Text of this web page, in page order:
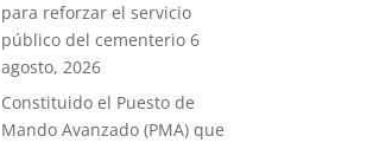
para reforzar el servicio
público del cementerio 6
agosto, 2026
Constituido el Puesto de
Mando Avanzado (PMA) que